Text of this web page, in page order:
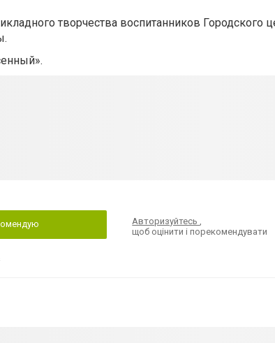
творчества воспитанников Городского
Авторизуйтесь,
щоб оцінити і порекомендувати